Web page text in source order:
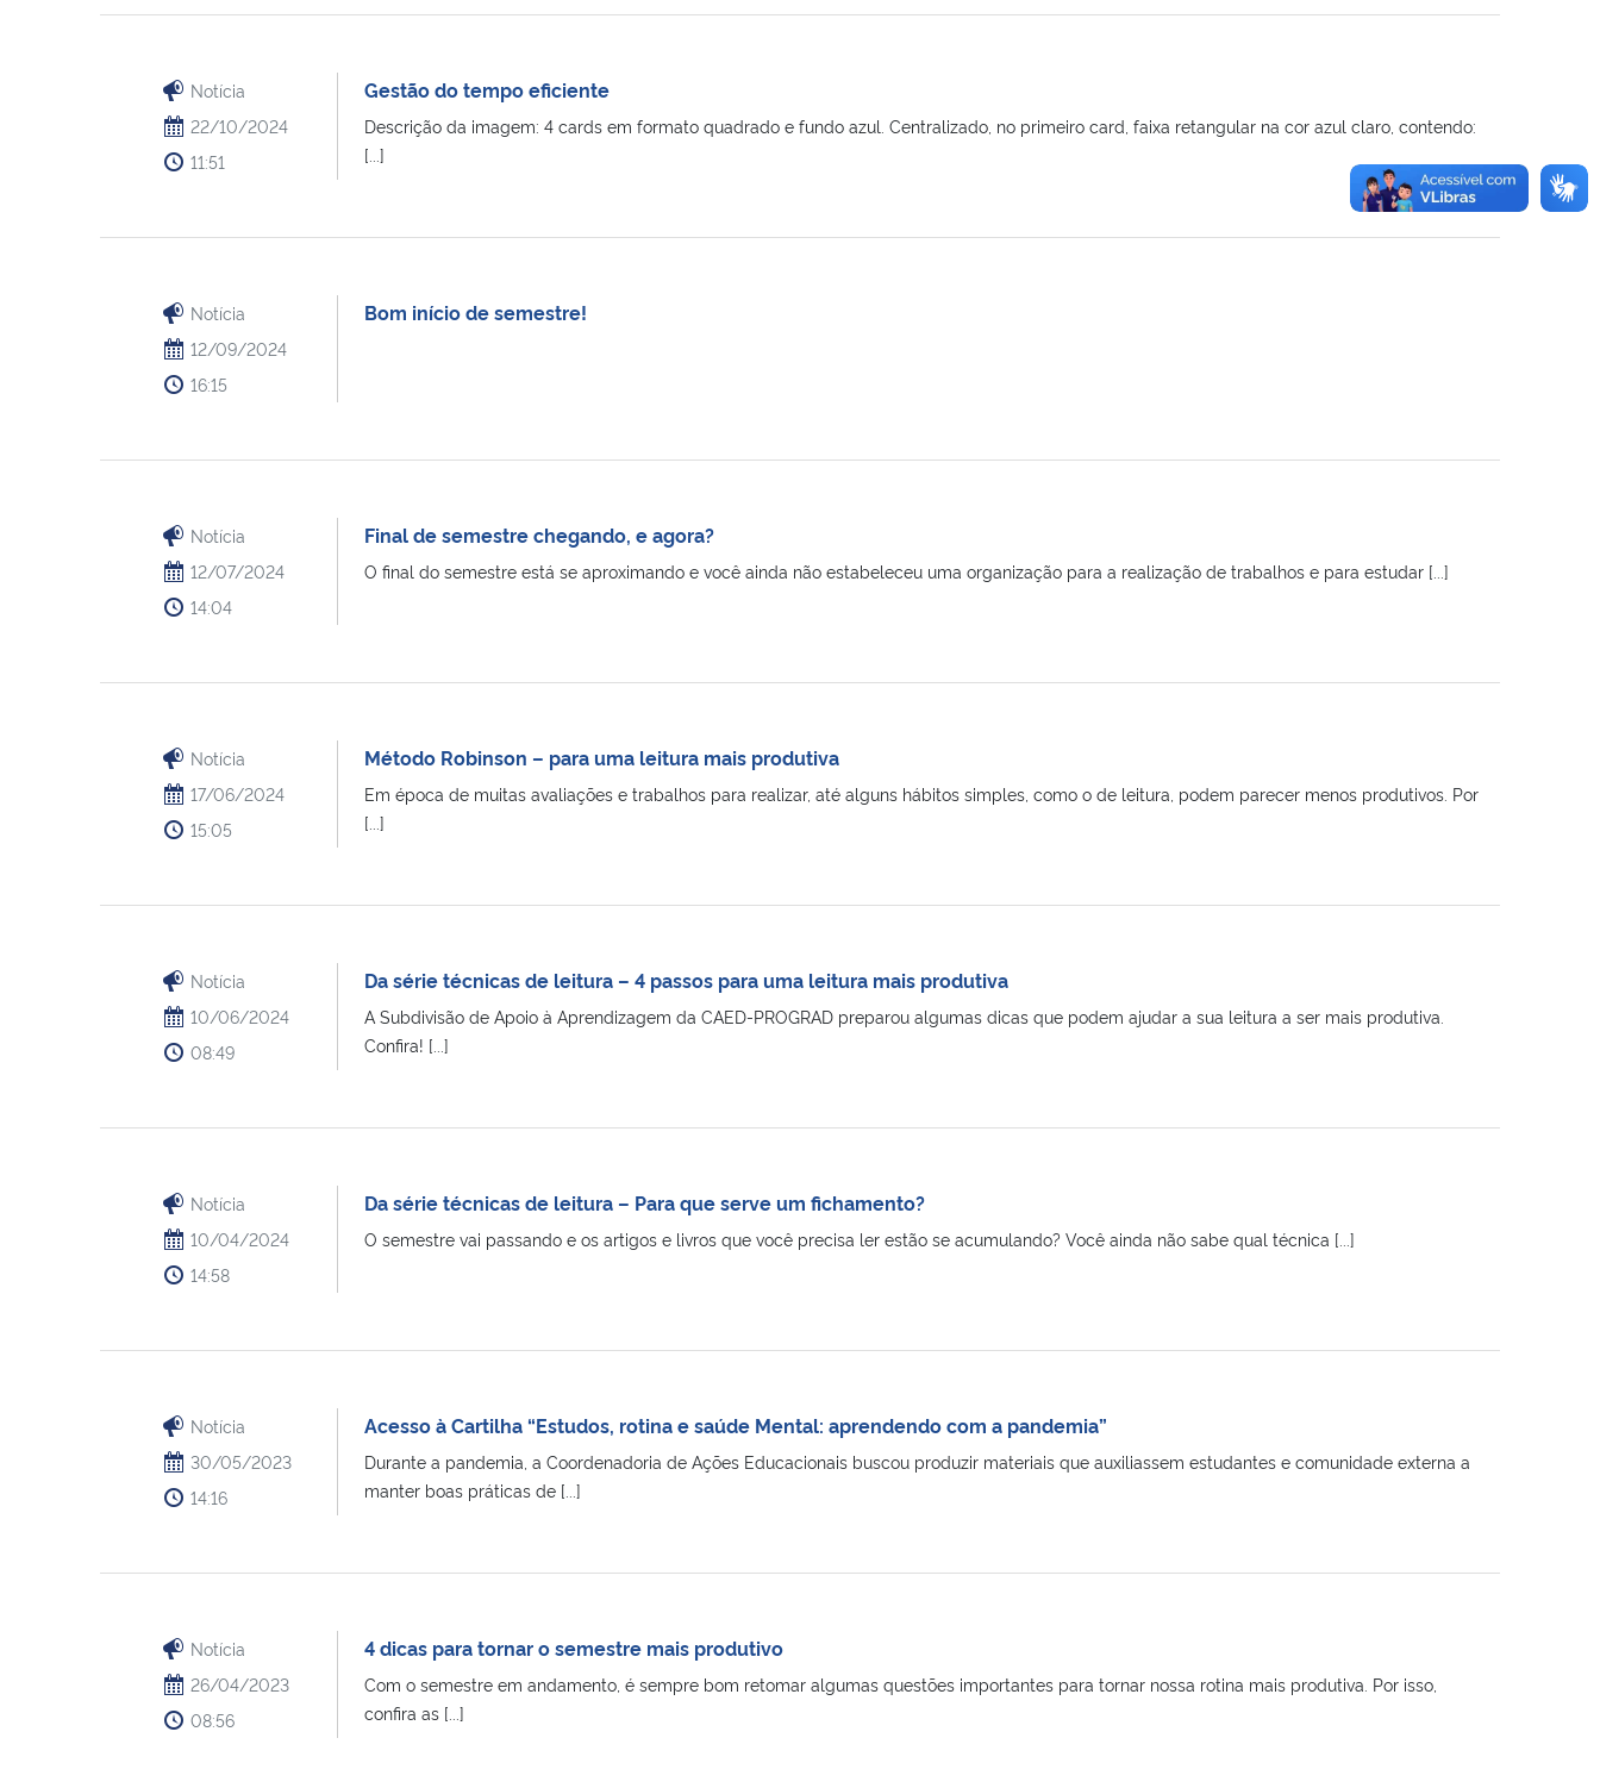
Notícia
22/10/2024
11:51
Gestão do tempo eficiente
Descrição da imagem: 4 cards em formato quadrado e fundo azul. Centralizado, no primeiro card, faixa retangular na cor azul claro, contendo:
[...]
Notícia
12/09/2024
16:15
Bom início de semestre!
Notícia
12/07/2024
14:04
Final de semestre chegando, e agora?
O final do semestre está se aproximando e você ainda não estabeleceu uma organização para a realização de trabalhos e para estudar [...]
Notícia
17/06/2024
15:05
Método Robinson – para uma leitura mais produtiva
Em época de muitas avaliações e trabalhos para realizar, até alguns hábitos simples, como o de leitura, podem parecer menos produtivos. Por
[...]
Notícia
10/06/2024
08:49
Da série técnicas de leitura – 4 passos para uma leitura mais produtiva
A Subdivisão de Apoio à Aprendizagem da CAED-PROGRAD preparou algumas dicas que podem ajudar a sua leitura a ser mais produtiva.
Confira! [...]
Notícia
10/04/2024
14:58
Da série técnicas de leitura – Para que serve um fichamento?
O semestre vai passando e os artigos e livros que você precisa ler estão se acumulando? Você ainda não sabe qual técnica [...]
Notícia
30/05/2023
14:16
Acesso à Cartilha “Estudos, rotina e saúde Mental: aprendendo com a pandemia”
Durante a pandemia, a Coordenadoria de Ações Educacionais buscou produzir materiais que auxiliassem estudantes e comunidade externa a
manter boas práticas de [...]
Notícia
26/04/2023
08:56
4 dicas para tornar o semestre mais produtivo
Com o semestre em andamento, é sempre bom retomar algumas questões importantes para tornar nossa rotina mais produtiva. Por isso,
confira as [...]